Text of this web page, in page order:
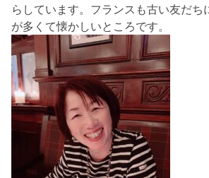
らしています。フランスも古い友だち
が多くて懐かしいところです。